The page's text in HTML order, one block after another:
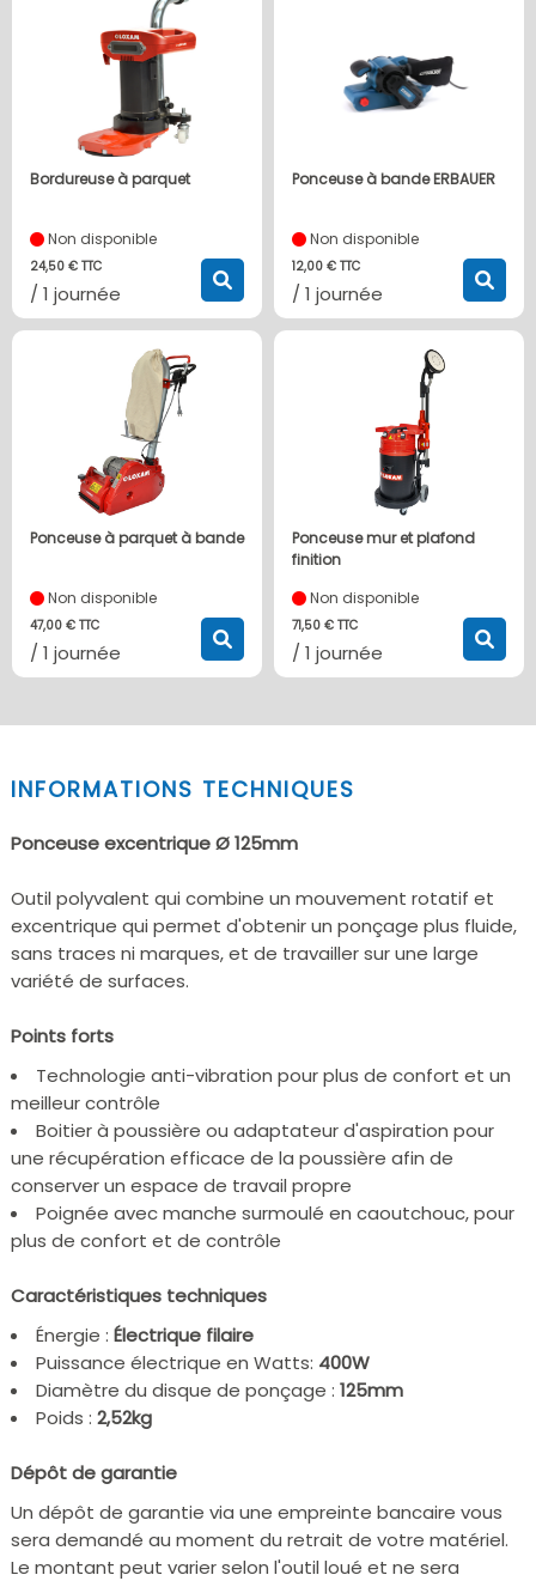
Bordureuse à parquet
Non disponible
24,50 € TTC
/ 1 journée
Ponceuse à bande ERBAUER
Non disponible
12,00 € TTC
/ 1 journée
Ponceuse à parquet à bande
Non disponible
47,00 € TTC
/ 1 journée
Ponceuse mur et plafond
finition
Non disponible
71,50 € TTC
/ 1 journée
INFORMATIONS TECHNIQUES
Ponceuse excentriqueØ 125mm
Outil polyvalent qui combine un mouvement rotatif et
excentrique qui permet d'obtenir un ponçage plus fluide,
sans traces ni marques, et de travailler sur une large
variété de surfaces.
Points forts
Technologie anti-vibration pour plus de confort et un
meilleur contrôle
Boitier à poussière ou adaptateur d'aspiration pour
une récupération efficace de la poussière afin de
conserver un espace de travail propre
Poignée avec manche surmoulé en caoutchouc, pour
plus de confort et de contrôle
Caractéristiques techniques
Énergie : Électrique filaire
Puissance électrique en Watts: 400W
Diamètre du disque de ponçage : 125mm
Poids : 2,52kg
Dépôt de garantie
Un dépôt de garantie via une empreinte bancaire vous
sera demandé au moment du retrait de votre matériel.
Le montant peut varier selon l'outil loué et ne sera